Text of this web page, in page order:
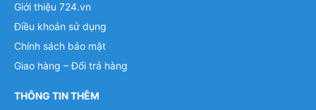
Giới thiệu 724.vn
Điều khoản sử dụng
Chính sách bảo mật
Giao hàng – Đổi trả hàng
THÔNG TIN THÊM